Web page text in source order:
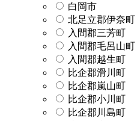
白岡市
北足立郡伊奈町
入間郡三芳町
入間郡毛呂山町
入間郡越生町
比企郡滑川町
比企郡嵐山町
比企郡小川町
比企郡川島町